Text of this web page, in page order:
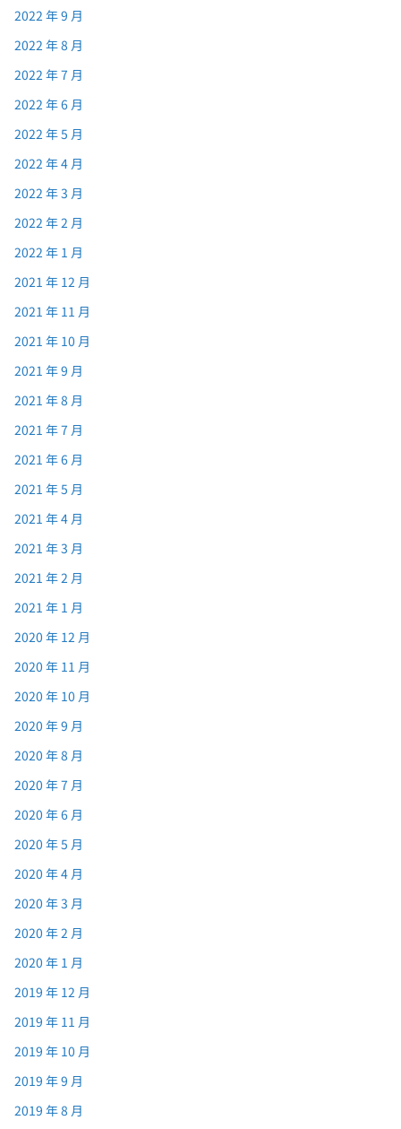
2022 年 9 月
2022 年 8 月
2022 年 7 月
2022 年 6 月
2022 年 5 月
2022 年 4 月
2022 年 3 月
2022 年 2 月
2022 年 1 月
2021 年 12 月
2021 年 11 月
2021 年 10 月
2021 年 9 月
2021 年 8 月
2021 年 7 月
2021 年 6 月
2021 年 5 月
2021 年 4 月
2021 年 3 月
2021 年 2 月
2021 年 1 月
2020 年 12 月
2020 年 11 月
2020 年 10 月
2020 年 9 月
2020 年 8 月
2020 年 7 月
2020 年 6 月
2020 年 5 月
2020 年 4 月
2020 年 3 月
2020 年 2 月
2020 年 1 月
2019 年 12 月
2019 年 11 月
2019 年 10 月
2019 年 9 月
2019 年 8 月